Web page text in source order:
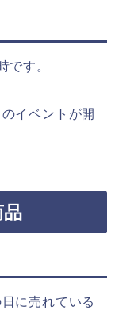
です。
イベントが開
に売れている